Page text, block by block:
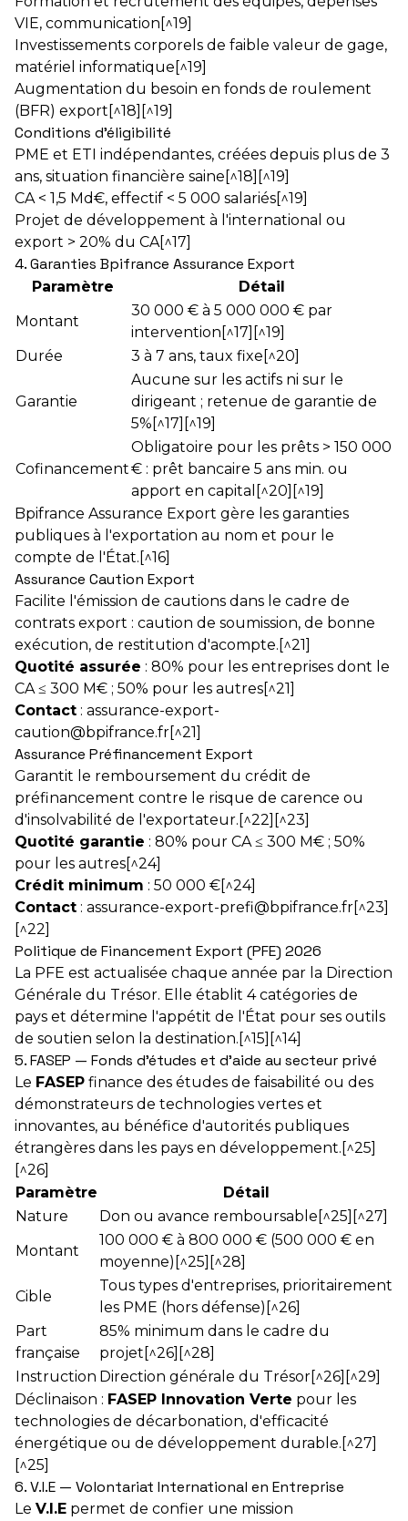
VIE, communication[^19]
Investissements corporels de faible valeur de gage,
matériel informatique[^19]
Augmentation du besoin en fonds de roulement
(BFR) export[^18][^19]
Conditions d'éligibilité
PME et ETI indépendantes, créées depuis plus de 3
ans, situation financière saine[^18][^19]
CA < 1,5 Md€, effectif < 5 000 salariés[^19]
Projet de développement à l'international ou
export > 20% du CA[^17]
4. Garanties Bpifrance Assurance Export
Paramètre
Détail
Montant
30 000 € à 5 000 000 € par
intervention[^17][^19]
Durée
3 à 7 ans, taux fixe[^20]
Garantie
Aucune sur les actifs ni sur le
dirigeant ; retenue de garantie de
5%[^17][^19]
Cofinancement
Obligatoire pour les prêts > 150 000
€ : prêt bancaire 5 ans min. ou
apport en capital[^20][^19]
Bpifrance Assurance Export gère les garanties
publiques à l'exportation au nom et pour le
compte de l'État.[^16]
Assurance Caution Export
Facilite l'émission de cautions dans le cadre de
contrats export : caution de soumission, de bonne
exécution, de restitution d'acompte.[^21]
Quotité assurée : 80% pour les entreprises dont le
CA ≤ 300 M€ ; 50% pour les autres[^21]
Contact : assurance-export-
caution@bpifrance.fr[^21]
Assurance Préfinancement Export
Garantit le remboursement du crédit de
préfinancement contre le risque de carence ou
d'insolvabilité de l'exportateur.[^22][^23]
Quotité garantie : 80% pour CA ≤ 300 M€ ; 50%
pour les autres[^24]
Crédit minimum : 50 000 €[^24]
Contact : assurance-export-prefi@bpifrance.fr[^23]
[^22]
Politique de Financement Export (PFE) 2026
La PFE est actualisée chaque année par la Direction
Générale du Trésor. Elle établit 4 catégories de
pays et détermine l'appétit de l'État pour ses outils
de soutien selon la destination.[^15][^14]
5. FASEP — Fonds d'études et d'aide au secteur privé
Le FASEP finance des études de faisabilité ou des
démonstrateurs de technologies vertes et
innovantes, au bénéfice d'autorités publiques
étrangères dans les pays en développement.[^25]
[^26]
Paramètre
Détail
Nature
Don ou avance remboursable[^25][^27]
Montant
100 000 € à 800 000 € (500 000 € en
moyenne)[^25][^28]
Cible
Tous types d'entreprises, prioritairement
les PME (hors défense)[^26]
Part
française
85% minimum dans le cadre du
projet[^26][^28]
Instruction Direction générale du Trésor[^26][^29]
Déclinaison : FASEP Innovation Verte pour les
technologies de décarbonation, d'efficacité
énergétique ou de développement durable.[^27]
[^25]
6. V.I.E — Volontariat International en Entreprise
Le V.I.E permet de confier une mission